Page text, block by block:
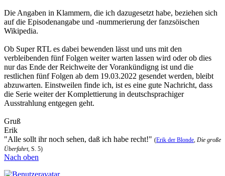
Die Angaben in Klammern, die ich dazugesetzt habe, beziehen sich
auf die Episodenangabe und -nummerierung der fanzsöischen
Wikipedia.
Ob Super RTL es dabei bewenden lässt und uns mit den
verbleibenden fünf Folgen weiter warten lassen wird oder ob dies
nur das Ende der Reichweite der Vorankündigng ist und die
restlichen fünf Folgen ab dem 19.03.2022 gesendet werden, bleibt
abzuwarten. Einstweilen finde ich, ist es eine gute Nachricht, dass
die Serie weiter der Komplettierung in deutschsprachiger
Ausstrahlung entgegen geht.
Gruß
Erik
"Alle sollt ihr noch sehen, daß ich habe recht!" (Erik der Blonde, Die große
Überfahrt, S. 5)
Nach oben